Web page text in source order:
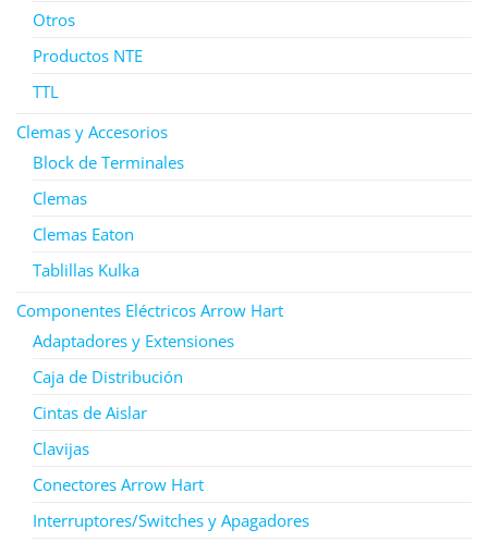
Otros
Productos NTE
TTL
Clemas y Accesorios
Block de Terminales
Clemas
Clemas Eaton
Tablillas Kulka
Componentes Eléctricos Arrow Hart
Adaptadores y Extensiones
Caja de Distribución
Cintas de Aislar
Clavijas
Conectores Arrow Hart
Interruptores/Switches y Apagadores